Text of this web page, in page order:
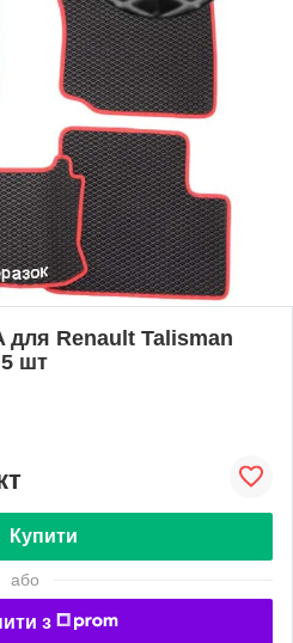
для Renault Talisman
5 шт
Купити
або
з